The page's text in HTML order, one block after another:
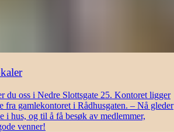
du oss i Nedre Slottsgate 25. Kontoret ligger
fra gamlekontoret i Rådhusgaten. – Nå gleder
i hus, og til å få besøk av medlemmer,
venner!